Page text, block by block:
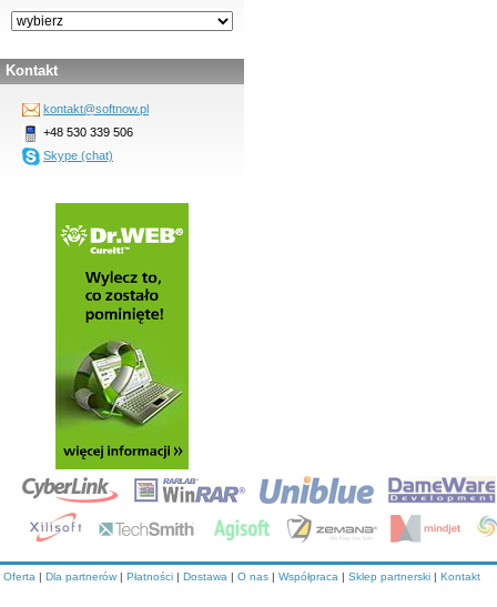
Kontakt
kontakt@softnow.pl
+48 530 339 506
Skype (chat)
Oferta | Dla partnerów | Płatności | Dostawa | O nas | Współpraca | Sklep partnerski | Kontakt